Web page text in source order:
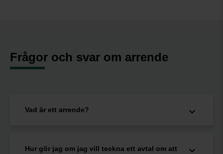
Frågor och svar om arrende
Vad är ett arrende?
Hur gör jag om jag vill teckna ett avtal om att